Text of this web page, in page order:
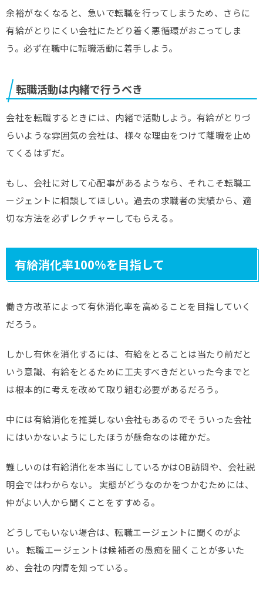
余裕がなくなると、急いで転職を行ってしまうため、さらに
有給がとりにくい会社にたどり着く悪循環がおこってしま
う。必ず在職中に転職活動に着手しよう。
転職活動は内緒で行うべき
会社を転職するときには、内緒で活動しよう。有給がとりづ
らいような雰囲気の会社は、様々な理由をつけて離職を止め
てくるはずだ。
もし、会社に対して心配事があるようなら、それこそ転職エ
ージェントに相談してほしい。過去の求職者の実績から、適
切な方法を必ずレクチャーしてもらえる。
有給消化率100%を目指して
働き方改革によって有休消化率を高めることを目指していく
だろう。
しかし有休を消化するには、有給をとることは当たり前だと
いう意識、有給をとるために工夫すべきだといった今までと
は根本的に考えを改めて取り組む必要があるだろう。
中には有給消化を推奨しない会社もあるのでそういった会社
にはいかないようにしたほうが懸命なのは確かだ。
難しいのは有給消化を本当にしているかはOB訪問や、会社説
明会ではわからない。 実態がどうなのかをつかむためには、
仲がよい人から聞くことをすすめる。
どうしてもいない場合は、転職エージェントに聞くのがよ
い。 転職エージェントは候補者の愚痴を聞くことが多いた
め、会社の内情を知っている。